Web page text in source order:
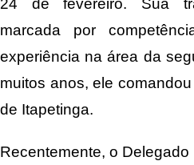
24 de fevereiro. Sua
marcada por
experiência na área da
muitos anos, ele
de Itapetinga.
Recentemente, o